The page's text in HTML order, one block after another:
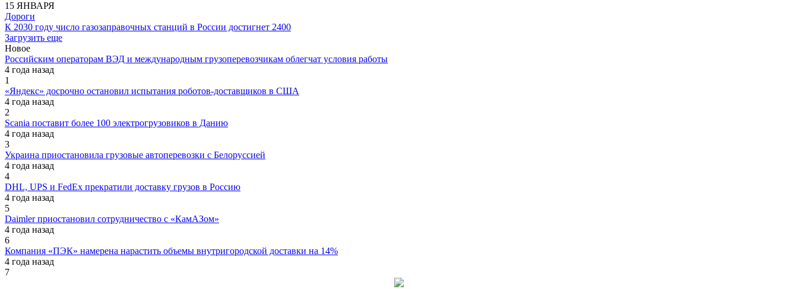
15 ЯНВАРЯ
Дороги
К 2030 году число газозаправочных станций в России достигнет 2400
Загрузить еще
Новое
Российским операторам ВЭД и международным грузоперевозчикам облегчат условия работы
4 года назад
1
«Яндекс» досрочно остановил испытания роботов-доставщиков в США
4 года назад
2
Scania поставит более 100 электрогрузовиков в Данию
4 года назад
3
Украина приостановила грузовые автоперевозки с Белоруссией
4 года назад
4
DHL, UPS и FedEx прекратили доставку грузов в Россию
4 года назад
5
Daimler приостановил сотрудничество с «КамАЗом»
4 года назад
6
Компания «ПЭК» намерена нарастить объемы внутригородской доставки на 14%
4 года назад
7